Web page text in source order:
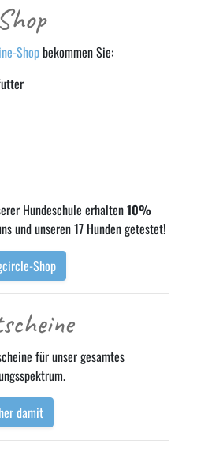
Shop
Shopbekommen Sie:
Hundeschule erhalten10%
und unseren 17 Hunden getestet!
Shop
für unser gesamtes
her damit